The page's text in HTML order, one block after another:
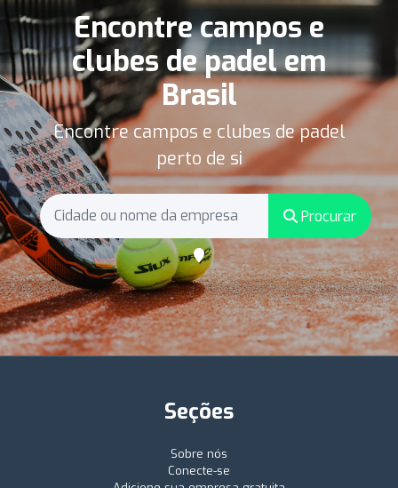
Encontre campos e
clubes de padel em
Brasil
Encontre campos e clubes de padel
perto de si
Procurar
Seções
Sobre nós
Conecte-se